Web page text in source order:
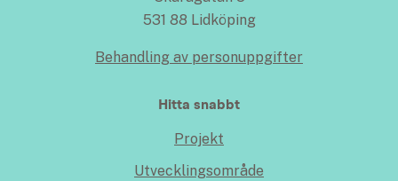
531 88 Lidköping
Behandling av personuppgifter
Hitta snabbt
Projekt
Utvecklingsområde